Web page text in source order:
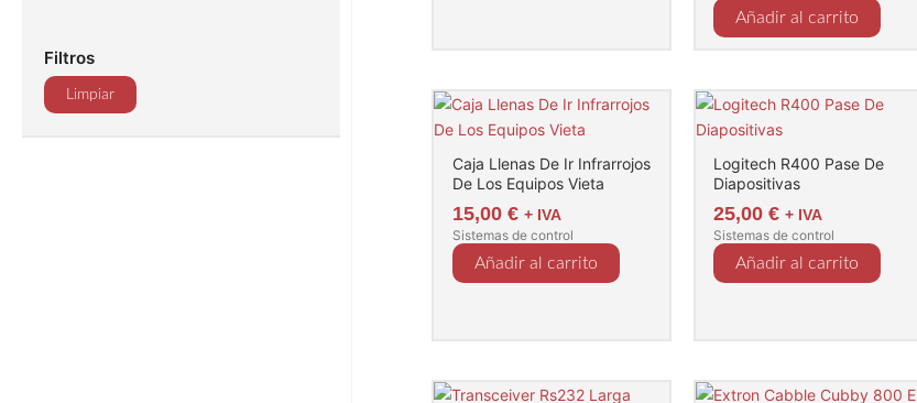
Filtros
Limpiar
Añadir al carrito
Caja Llenas De Ir Infrarrojos
De Los Equipos Vieta
15,00 € + IVA
Sistemas de control
Añadir al carrito
Logitech R400 Pase De
Diapositivas
25,00€ + IVA
Sistemas de control
Añadir al carrito